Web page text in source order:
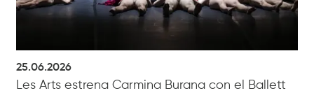
25.06.2026
Les Arts estrena Carmina Burana con el Ballett